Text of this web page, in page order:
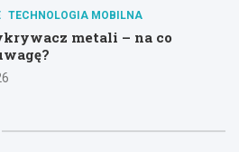
TECHNOLOGIA MOBILNA
metali – na co